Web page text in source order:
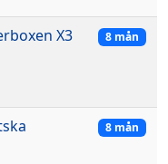
X3
8 mån
8 mån